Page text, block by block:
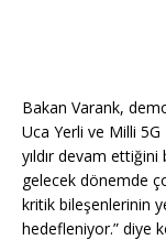
Bakan Varank,
Uca Yerli ve Milli 5G
yıldır devam
gelecek dönemde
kritik bileşenlerinin
hedefleniyor.” diye